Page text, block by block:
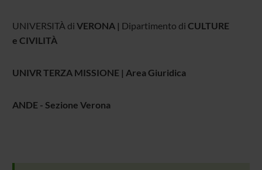
UNIVERSITÀ di VERONA | Dipartimento di CULTURE
e CIVILITÀ
UNIVR TERZA MISSIONE | Area Giuridica
ANDE - Sezione Verona